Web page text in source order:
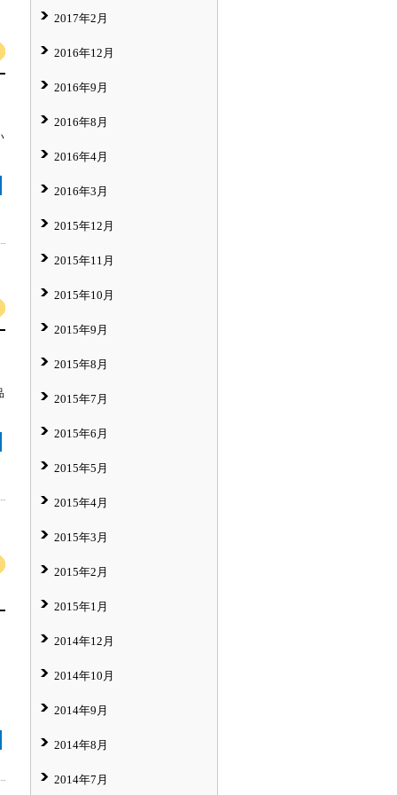
2017年2月
2016年12月
2016年9月
2016年8月
2016年4月
2016年3月
2015年12月
2015年11月
2015年10月
2015年9月
2015年8月
2015年7月
2015年6月
2015年5月
2015年4月
2015年3月
2015年2月
2015年1月
2014年12月
2014年10月
2014年9月
2014年8月
2014年7月